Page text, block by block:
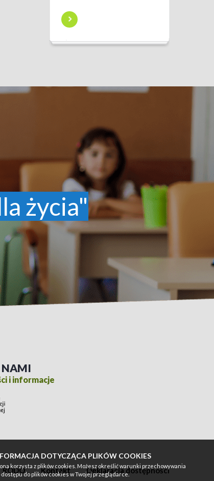
DOTYCZĄCA PLIKÓW COOKIES
korzysta z plików cookies. Możesz określić warunki przechowywania
dostępu do plików cookies w Twojej przeglądarce.
życia"
NAMI
i informacje
RODO Kontakt Deklaracja dostępności